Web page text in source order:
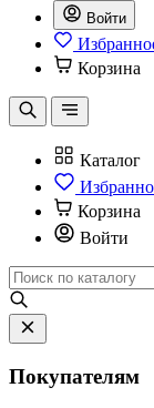
Войти
Корзина
Каталог
Корзина
Войти
Покупателям